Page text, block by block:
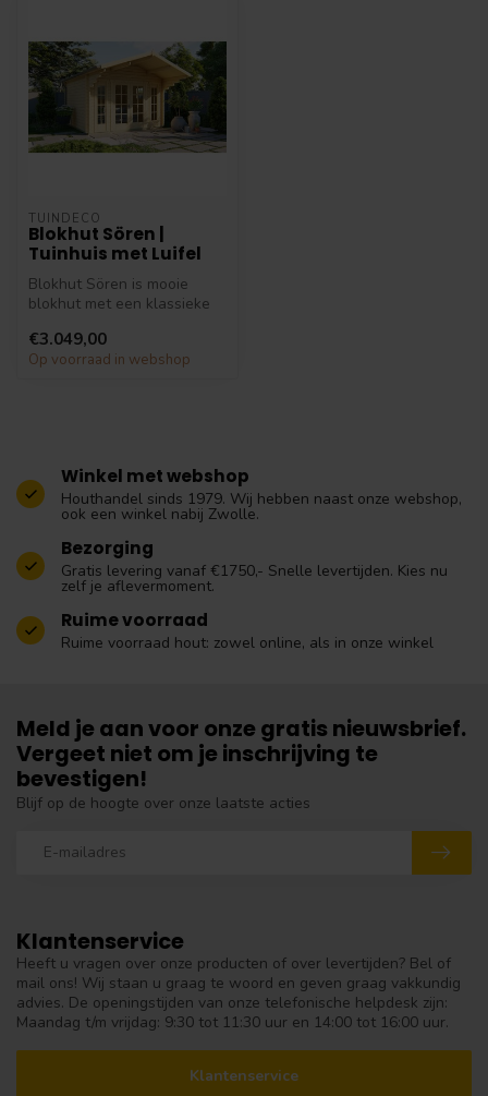
TUINDECO
Blokhut Sören |
Tuinhuis met Luifel
Blokhut Sören is mooie
blokhut met een klassieke
a...
€3.049,00
Op voorraad in webshop
Winkel met webshop
Houthandel sinds 1979. Wij hebben naast onze webshop,
ook een winkel nabij Zwolle.
Bezorging
Gratis levering vanaf €1750,- Snelle levertijden. Kies nu
zelf je aflevermoment.
Ruime voorraad
Ruime voorraad hout: zowel online, als in onze winkel
Klantenservice
Heeft u vragen over onze producten of over levertijden? Bel of
mail ons! Wij staan u graag te woord en geven graag vakkundig
advies. De openingstijden van onze telefonische helpdesk zijn:
Maandag t/m vrijdag: 9:30 tot 11:30 uur en 14:00 tot 16:00 uur.
Klantenservice
Meld je aan voor onze gratis nieuwsbrief.
Vergeet niet om je inschrijving te
bevestigen!
Blijf op de hoogte over onze laatste acties